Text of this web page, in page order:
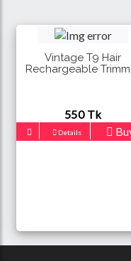
Vintage T9 Hair
Rechargeable
550 Tk
Details